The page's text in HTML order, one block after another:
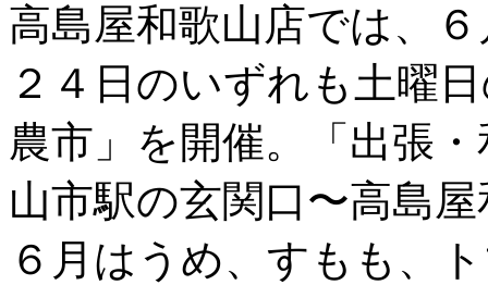
高島屋和歌山店では、
２４日のいずれも土曜
農市」を開催。「出張
山市駅の玄関口〜高島
６月はうめ、すもも、